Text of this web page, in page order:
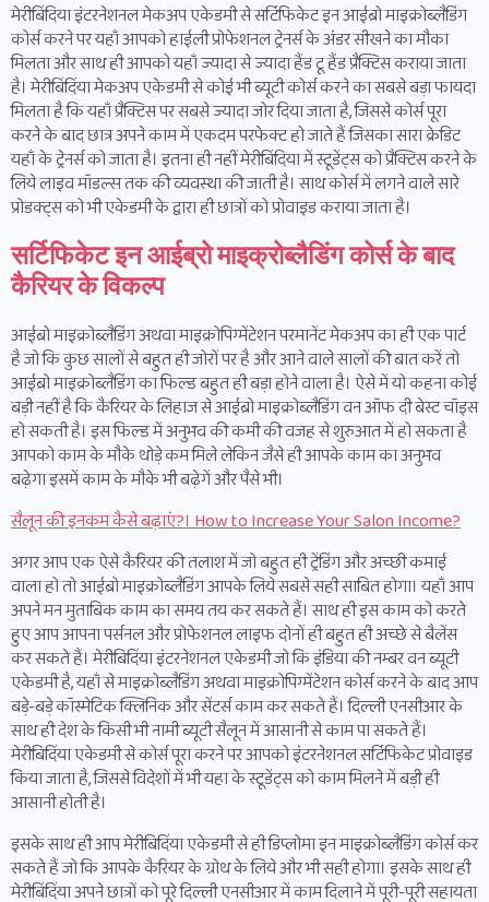
मेरीबिंदिया इंटरनेशनल मेकअप एकेडमी से सर्टिफिकेट इन आईब्रो माइक्रोब्लैडिंग
कोर्स करने पर यहाँ आपको हाईली प्रोफेशनल ट्रेनर्स के अंडर सीखने का मौका
मिलता और साथ ही आपको यहाँ ज्यादा से ज्यादा हैंड टू हैंड प्रैक्टिस कराया जाता
है। मेरीबिंदिंया मेकअप एकेडमी से कोई भी ब्यूटी कोर्स करने का सबसे बड़ा फायदा
मिलता है कि यहाँ प्रैक्टिस पर सबसे ज्यादा जोर दिया जाता है, जिससे कोर्स पूरा
करने के बाद छात्र अपने काम में एकदम परफेक्ट हो जाते हैं जिसका सारा क्रेडिट
यहाँ के ट्रेनर्स को जाता है। इतना ही नहीं मेरीबिंदिया में स्टूडेंट्स को प्रैक्टिस करने के
लिये लाइव मॉडल्स तक की व्यवस्था की जाती है। साथ कोर्स में लगने वाले सारे
प्रोडक्ट्स को भी एकेडमी के द्वारा ही छात्रों को प्रोवाइड कराया जाता है।
सर्टिफिकेट इन आईब्रो माइक्रोब्लैडिंग कोर्स के बाद
कैरियर के विकल्प
आईब्रो माइक्रोब्लैडिंग अथवा माइक्रोपिग्मेंटेशन परमानेंट मेकअप का ही एक पार्ट
है जो कि कुछ सालों से बहुत ही जोरों पर है और आने वाले सालों की बात करें तो
आईब्रो माइक्रोब्लैडिंग का फिल्ड बहुत ही बड़ा होने वाला है। ऐसे में यो कहना कोई
बड़ी नहीं है कि कैरियर के लिहाज से आईब्रो माइक्रोब्लैडिंग वन ऑफ दी बेस्ट चॉइस
हो सकती है। इस फिल्ड में अनुभव की कमी की वजह से शुरुआत में हो सकता है
आपको काम के मौके थोड़े कम मिले लेकिन जैसे ही आपके काम का अनुभव
बढ़ेगा इसमें काम के मौके भी बढ़ेगें और पैसे भी।
सैलून की इनकम कैसे बढ़ाएं?। How to Increase Your Salon Income?
अगर आप एक ऐसे कैरियर की तलाश में जो बहुत ही ट्रेंडिंग और अच्छी कमाई
वाला हो तो आईब्रो माइक्रोब्लैडिंग आपके लिये सबसे सही साबित होगा। यहाँ आप
अपने मन मुताबिक काम का समय तय कर सकते हैं। साथ ही इस काम को करते
हुए आप आपना पर्सनल और प्रोफेशनल लाइफ दोनों ही बहुत ही अच्छे से बैलेंस
कर सकते हैं। मेरीबिदिंया इंटरनेशनल एकेडमी जो कि इंडिया की नम्बर वन ब्यूटी
एकेडमी है, यहाँ से माइक्रोब्लैडिंग अथवा माइक्रोपिग्मेंटेशन कोर्स करने के बाद आप
बड़े-बड़े कॉस्मेटिक क्लिनिक और सेंटर्स काम कर सकते हैं। दिल्ली एनसीआर के
साथ ही देश के किसी भी नामी ब्यूटी सैलून में आसानी से काम पा सकते हैं।
मेरीबिदिंया एकेडमी से कोर्स पूरा करने पर आपको इंटरनेशनल सर्टिफिकेट प्रोवाइड
किया जाता है, जिससे विदेशों में भी यहा के स्टूडेंट्स को काम मिलने में बड़ी ही
आसानी होती है।
इसके साथ ही आप मेरीबिदिंया एकेडमी से ही डिप्लोमा इन माइक्रोब्लैडिंग कोर्स कर
सकते हैं जो कि आपके कैरियर के ग्रोथ के लिये और भी सही होगा। इसके साथ ही
मेरीबिंदिंया अपने छात्रों को पूरे दिल्ली एनसीआर में काम दिलाने में पूरी-पूरी सहायता